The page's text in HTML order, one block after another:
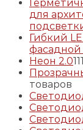
для
Гибкий
фасадной
Неон 2.011
товаров